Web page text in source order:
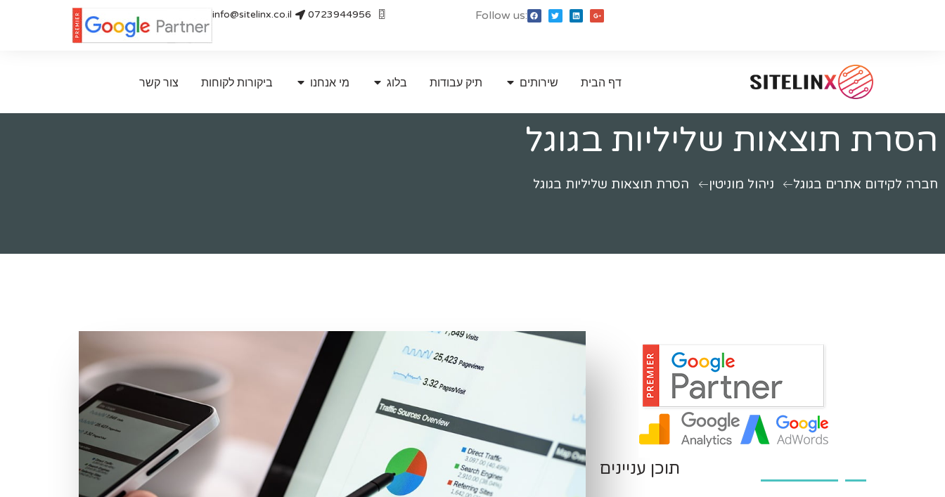
0723944956
info@sitelinx.co.il Follow us:
דף הבית שירותים תיק עבודות בלוג מי אנחנו ביקורות לקוחות צור קשר
הסרת תוצאות שליליות בגוגל
חברה לקידום אתרים בגוגל ניהול מוניטין הסרת תוצאות שליליות בגוגל
תוכן עניינים